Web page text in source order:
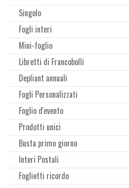
Singolo
Fogli interi
Mini-foglio
Libretti di Francobolli
Depliant annuali
Fogli Personalizzati
Foglio d'evento
Prodotti unici
Busta primo giorno
Interi Postali
Foglietti ricordo